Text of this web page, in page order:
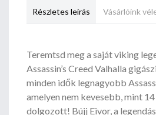
Részletes leírás Vásárlóink
Teremtsd meg a saját viking
Assassin’s Creed Valhalla
minden idők legnagyobb
amelyen nem kevesebb, mint
dolgozott! Bújj Eivor, a